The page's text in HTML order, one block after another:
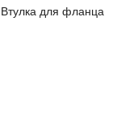
Втулка для фланца